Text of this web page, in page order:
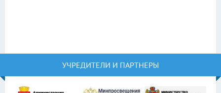
УЧРЕДИТЕЛИ И ПАРТНЕРЫ